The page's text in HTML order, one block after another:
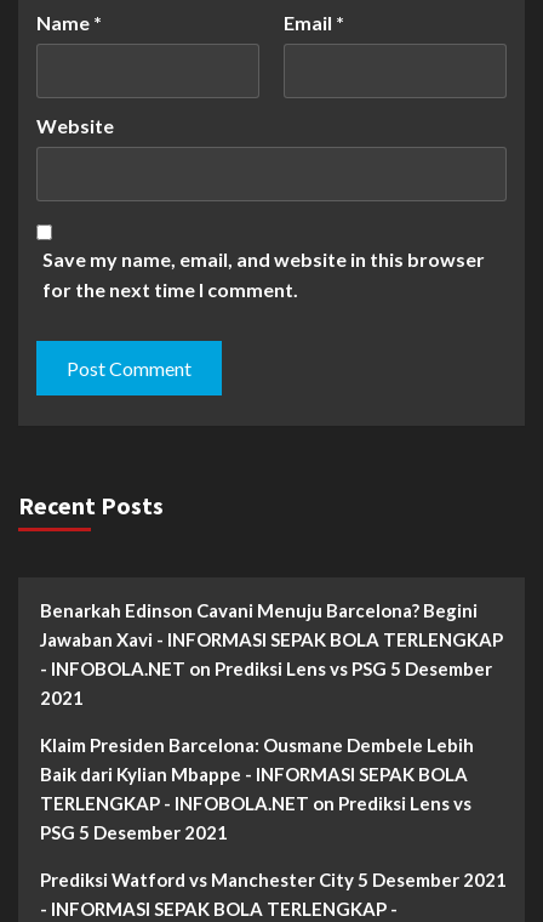
Name * Email *
Website
Save my name, email, and website in this browser
for the next time I comment.
Recent Posts
Benarkah Edinson Cavani Menuju Barcelona? Begini
Jawaban Xavi - INFORMASI SEPAK BOLA TERLENGKAP
- INFOBOLA.NET on Prediksi Lens vs PSG 5 Desember
2021
Klaim Presiden Barcelona: Ousmane Dembele Lebih
Baik dari Kylian Mbappe - INFORMASI SEPAK BOLA
TERLENGKAP - INFOBOLA.NET on Prediksi Lens vs
PSG 5 Desember 2021
Prediksi Watford vs Manchester City 5 Desember 2021
- INFORMASI SEPAK BOLA TERLENGKAP -